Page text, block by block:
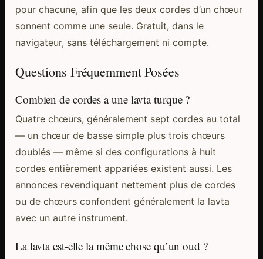
pour chacune, afin que les deux cordes d’un chœur
sonnent comme une seule. Gratuit, dans le
navigateur, sans téléchargement ni compte.
Questions Fréquemment Posées
Combien de cordes a une lavta turque ?
Quatre chœurs, généralement sept cordes au total
— un chœur de basse simple plus trois chœurs
doublés — même si des configurations à huit
cordes entièrement appariées existent aussi. Les
annonces revendiquant nettement plus de cordes
ou de chœurs confondent généralement la lavta
avec un autre instrument.
La lavta est-elle la même chose qu’un oud ?